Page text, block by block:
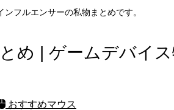
ンフルエンサーの私物まとめです。
め | ゲームデバイ
おすすめマウス